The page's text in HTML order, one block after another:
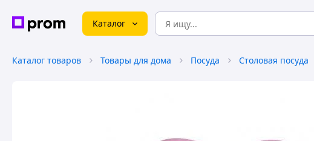
Каталог
Каталог товаров Товары для дома Посуда Столовая посуда